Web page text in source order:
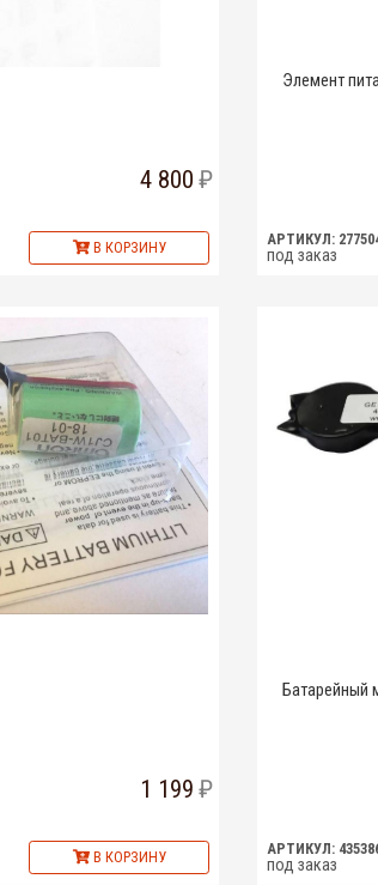
4 800
В КОРЗИНУ
Элемент
АРТИКУЛ:
под заказ
1 199
В КОРЗИНУ
Батарейный
АРТИКУЛ:
под заказ